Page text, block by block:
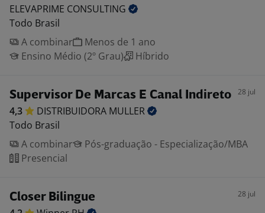
ELEVAPRIME CONSULTING
Todo Brasil
A combinar
Menos de 1 ano
Ensino Médio (2º Grau)
Híbrido
Supervisor De Marcas E Canal Indireto 28 jul
4,3 DISTRIBUIDORA MULLER
Todo Brasil
A combinar
Pós-graduação - Especialização/MBA
Presencial
Closer Bilingue 28 jul